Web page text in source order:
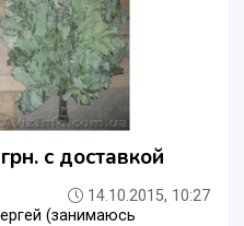
с доставкой
14.10.2015, 10:27
(занимаюсь